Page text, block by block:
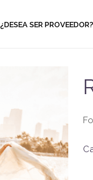
¿DESEA SER PROVEEDOR?